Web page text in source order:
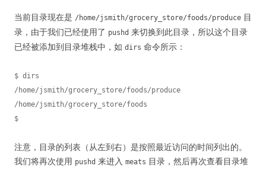
当前目录现在是 /home/jsmith/grocery_store/foods/produce 目
录，由于我们已经使用了 pushd 来切换到此目录，所以这个目录
已经被添加到目录堆栈中，如 dirs 命令所示：
$ dirs
/home/jsmith/grocery_store/foods/produce
/home/jsmith/grocery_store/foods
注意，目录的列表（从左到右）是按照最近访问的时间列出的。
我们将再次使用 pushd 来进入 meats 目录，然后再次查看目录堆